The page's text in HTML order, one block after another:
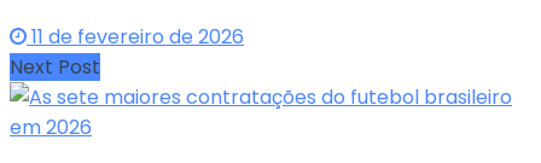
11 de fevereiro de 2026
Next Post